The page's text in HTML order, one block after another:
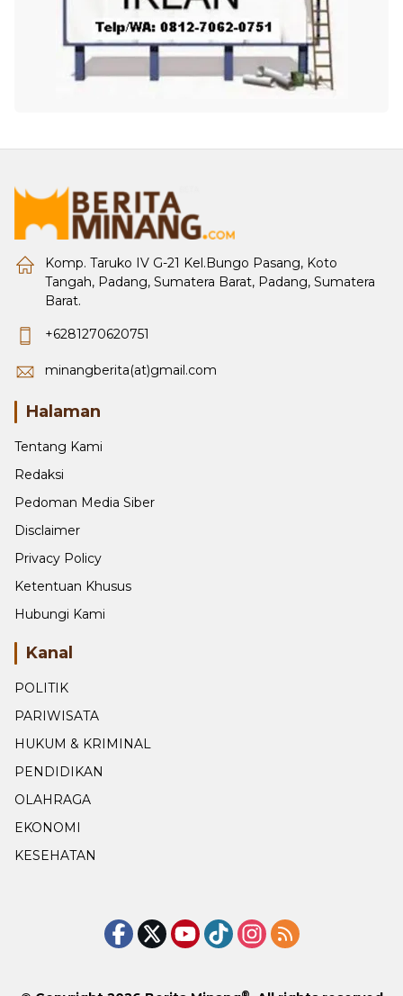
Komp. Taruko IV G-21 Kel.Bungo Pasang, Koto
Tangah, Padang, Sumatera Barat, Padang, Sumatera
Barat.
+6281270620751
minangberita(at)gmail.com
Halaman
Tentang Kami
Redaksi
Pedoman Media Siber
Disclaimer
Privacy Policy
Ketentuan Khusus
Hubungi Kami
Kanal
POLITIK
PARIWISATA
HUKUM & KRIMINAL
PENDIDIKAN
OLAHRAGA
EKONOMI
KESEHATAN